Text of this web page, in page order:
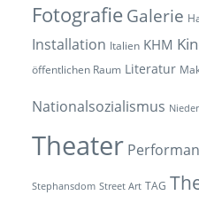
Fotografie Galerie
Installation Italien KHM
öffentlichen Raum Literatur
Nationalsozialismus
Theater
Stephansdom Street Art TAG